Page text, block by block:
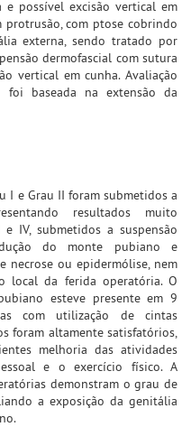
e possível excisão vertical em
com ptose cobrindo
externa, sendo tratado por
dermofascial com sutura
vertical em cunha. Avaliação
baseada na extensão da
I e Grau II foram submetidos a
resultados muito
IV, submetidos a suspensão
do monte pubiano e
necrose ou epidermólise, nem
local da ferida operatória. O
esteve presente em 9
com utilização de cintas
foram altamente satisfatórios,
melhoria das atividades
e o exercício físico. A
demonstram o grau de
a exposição da genitália